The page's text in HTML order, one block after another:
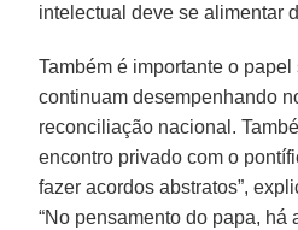
intelectual deve se alimentar
Também é importante o
continuam desempenhando
reconciliação nacional.
encontro privado com o
fazer acordos abstratos”,
“No pensamento do papa, há